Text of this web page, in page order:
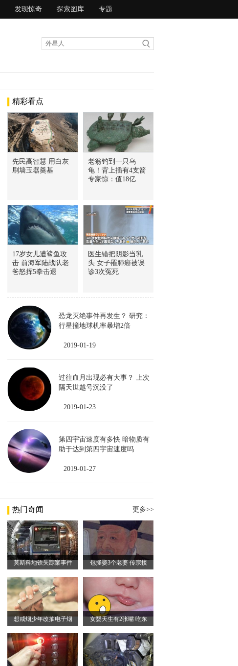
发现惊奇 探索图库 专题
精彩看点
先民高智慧 用白灰
刷墙玉器奠基
老翁钓到一只乌
龟！背上插有4支箭
专家惊：值18亿
17岁女儿遭鲨鱼攻
击 前海军陆战队老
爸怒挥5拳击退
医生错把阴影当乳
头 女子罹肺癌被误
诊3次冤死
恐龙灭绝事件再发生？ 研究：
行星撞地球机率暴增2倍
2019-01-19
过往血月出现必有大事？ 上次
隔天世越号沉没了
2019-01-23
第四宇宙速度有多快 暗物质有
助于达到第四宇宙速度吗
2019-01-27
热门奇闻 更多>>
莫斯科地铁失踪案事件 包拯娶3个老婆 传宗接
想戒烟少年改抽电子烟 女婴天生有2张嘴 吃东